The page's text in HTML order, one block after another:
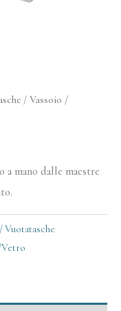
/ Vassoio /
mano dalle maestre
Vuotatasche